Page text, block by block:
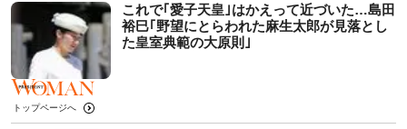
これで｢愛子天皇｣はかえって近づいた…島田
裕巳｢野望にとらわれた麻生太郎が見落とし
た皇室典範の大原則｣
トップページへ